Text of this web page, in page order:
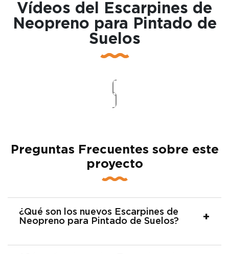
Vídeos del Escarpines de
Neopreno para Pintado de
Suelos
Preguntas Frecuentes sobre este
proyecto
¿Qué son los nuevos Escarpines de
Neopreno para Pintado de Suelos?